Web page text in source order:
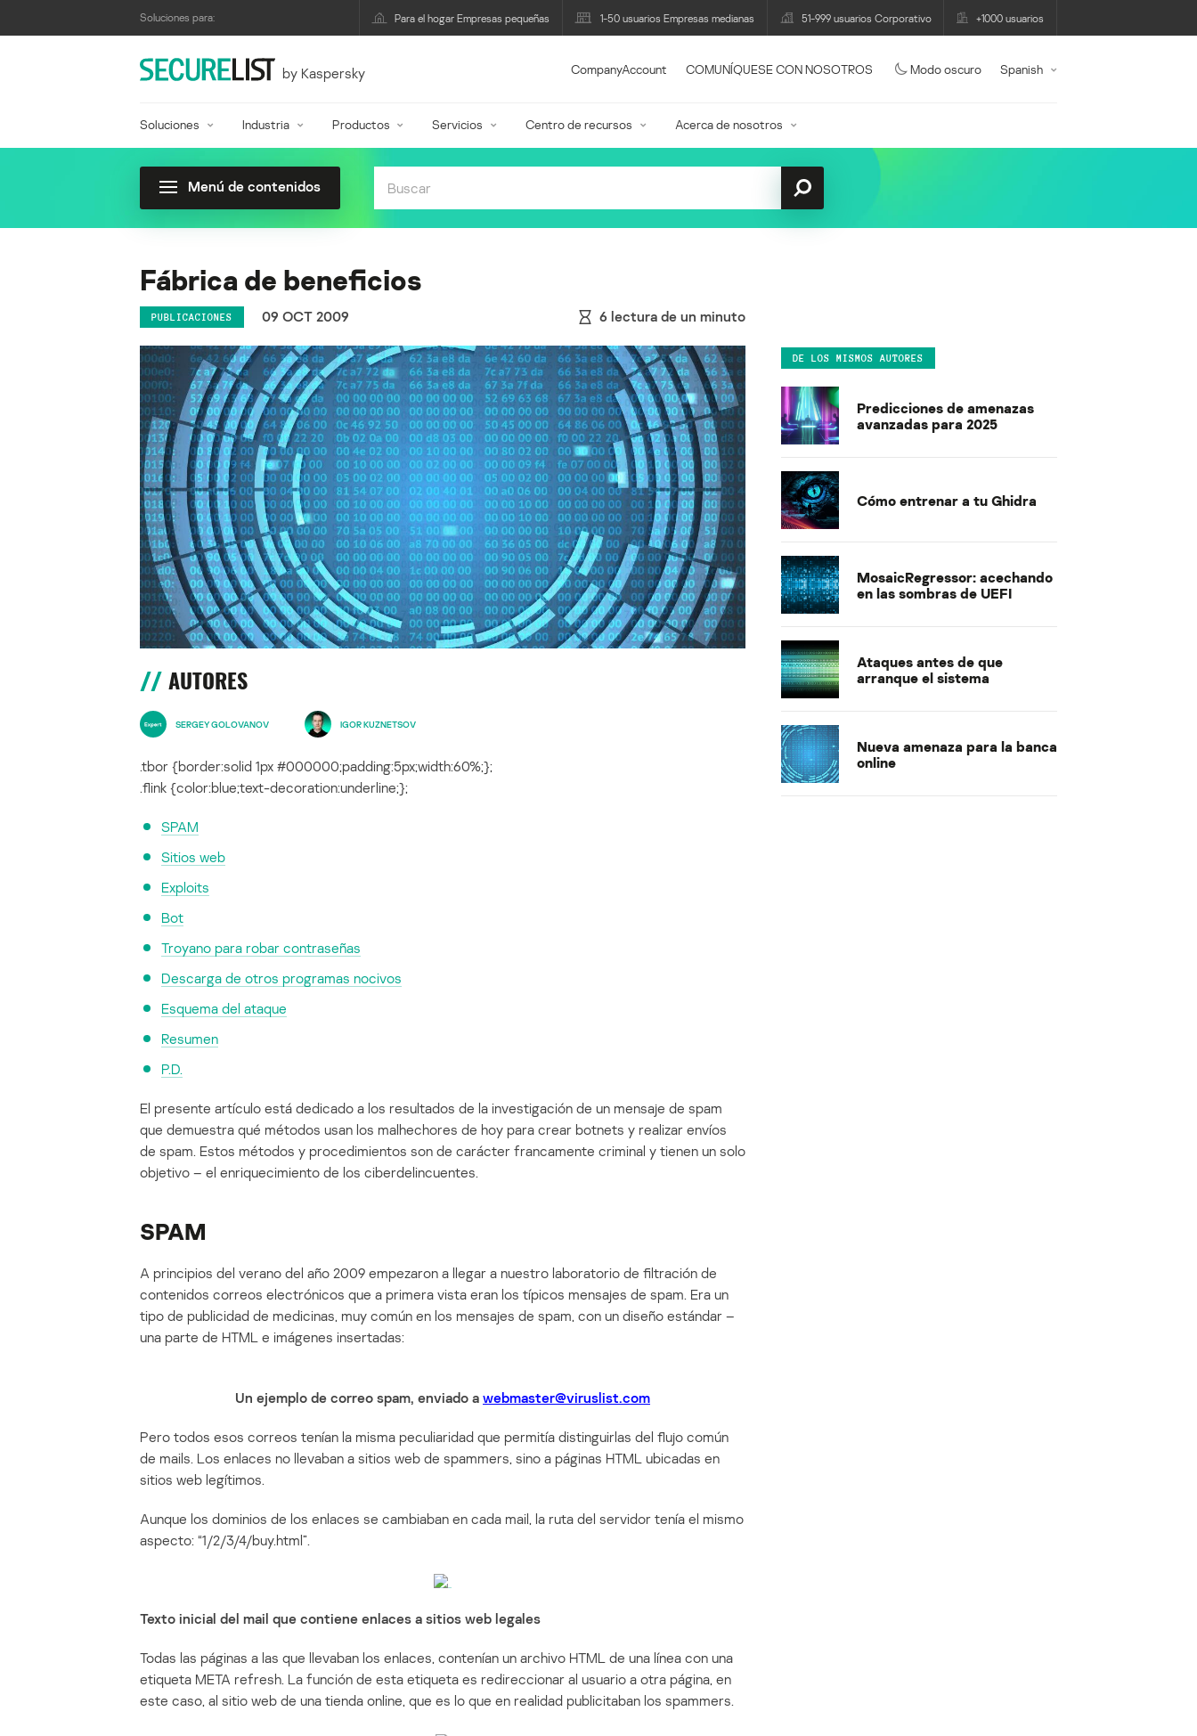
Soluciones para: Para el hogar Empresas pequeñas 1-50 usuarios Empresas medianas 51-999 usuarios Corporativo +1000 usuarios
by Kaspersky CompanyAccount COMUNÍQUESE CON NOSOTROS Modo oscuro Spanish
Soluciones Industria Productos Servicios Centro de recursos Acerca de nosotros
Menú de contenidos
Fábrica de beneficios
PUBLICACIONES 09 OCT 2009 6 lectura de un minuto
AUTORES
SERGEY GOLOVANOV IGOR KUZNETSOV
.tbor {border:solid 1px #000000;padding:5px;width:60%;};
.flink {color:blue;text-decoration:underline;};
SPAM
Sitios web
Exploits
Bot
Troyano para robar contraseñas
Descarga de otros programas nocivos
Esquema del ataque
Resumen
P.D.
El presente artículo está dedicado a los resultados de la investigación de un mensaje de spam
que demuestra qué métodos usan los malhechores de hoy para crear botnets y realizar envíos
de spam. Estos métodos y procedimientos son de carácter francamente criminal y tienen un solo
objetivo – el enriquecimiento de los ciberdelincuentes.
SPAM
A principios del verano del año 2009 empezaron a llegar a nuestro laboratorio de filtración de
contenidos correos electrónicos que a primera vista eran los típicos mensajes de spam. Era un
tipo de publicidad de medicinas, muy común en los mensajes de spam, con un diseño estándar –
una parte de HTML e imágenes insertadas:
Un ejemplo de correo spam, enviado a webmaster@viruslist.com
Pero todos esos correos tenían la misma peculiaridad que permitía distinguirlas del flujo común
de mails. Los enlaces no llevaban a sitios web de spammers, sino a páginas HTML ubicadas en
sitios web legítimos.
Aunque los dominios de los enlaces se cambiaban en cada mail, la ruta del servidor tenía el mismo
aspecto: “1/2/3/4/buy.html”.
Texto inicial del mail que contiene enlaces a sitios web legales
Todas las páginas a las que llevaban los enlaces, contenían un archivo HTML de una línea con una
etiqueta META refresh. La función de esta etiqueta es redireccionar al usuario a otra página, en
este caso, al sitio web de una tienda online, que es lo que en realidad publicitaban los spammers.
DE LOS MISMOS AUTORES
Predicciones de amenazas
avanzadas para 2025
Cómo entrenar a tu Ghidra
MosaicRegressor: acechando
en las sombras de UEFI
Ataques antes de que
arranque el sistema
Nueva amenaza para la banca
online